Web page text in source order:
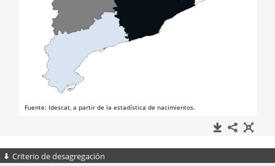
Criterio de desagregación